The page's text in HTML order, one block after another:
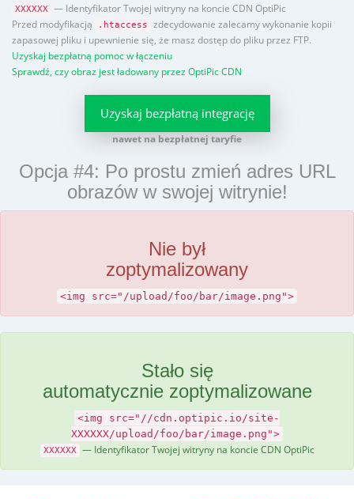
XXXXXX
— Identyfikator Twojej witryny na koncie CDN OptiPic
Przed modyfikacją
.htaccess
zdecydowanie zalecamy wykonanie kopii
zapasowej pliku i upewnienie się, że masz dostęp do pliku przez FTP.
Uzyskaj bezpłatną pomoc w łączeniu
Sprawdź, czy obraz jest ładowany przez OptiPic CDN
Uzyskaj bezpłatną integrację
nawet na bezpłatnej taryfie
Opcja #4: Po prostu zmień adres URL
obrazów w swojej witrynie!
Nie był
zoptymalizowany
<img src="/upload/foo/bar/image.png">
Stało się
automatycznie zoptymalizowane
<img src="//cdn.optipic.io/site-
XXXXXX/upload/foo/bar/image.png">
XXXXXX — Identyfikator Twojej witryny na koncie CDN OptiPic